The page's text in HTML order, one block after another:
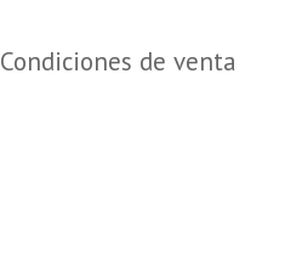
Condiciones de venta